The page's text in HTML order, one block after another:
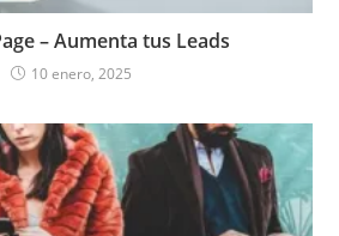
– Aumenta tus Leads
10 enero, 2025